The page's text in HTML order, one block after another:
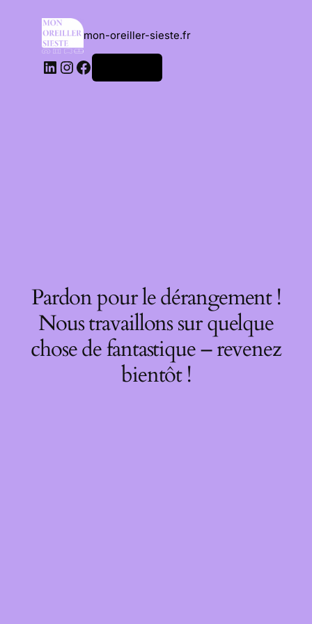
mon-oreiller-sieste.fr
Pardon pour le dérangement !
Nous travaillons sur quelque
chose de fantastique – revenez
bientôt !